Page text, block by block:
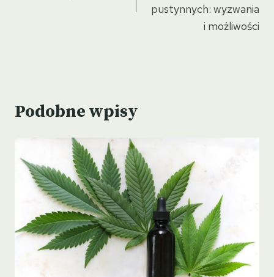
pustynnych: wyzwania
i możliwości
Podobne wpisy